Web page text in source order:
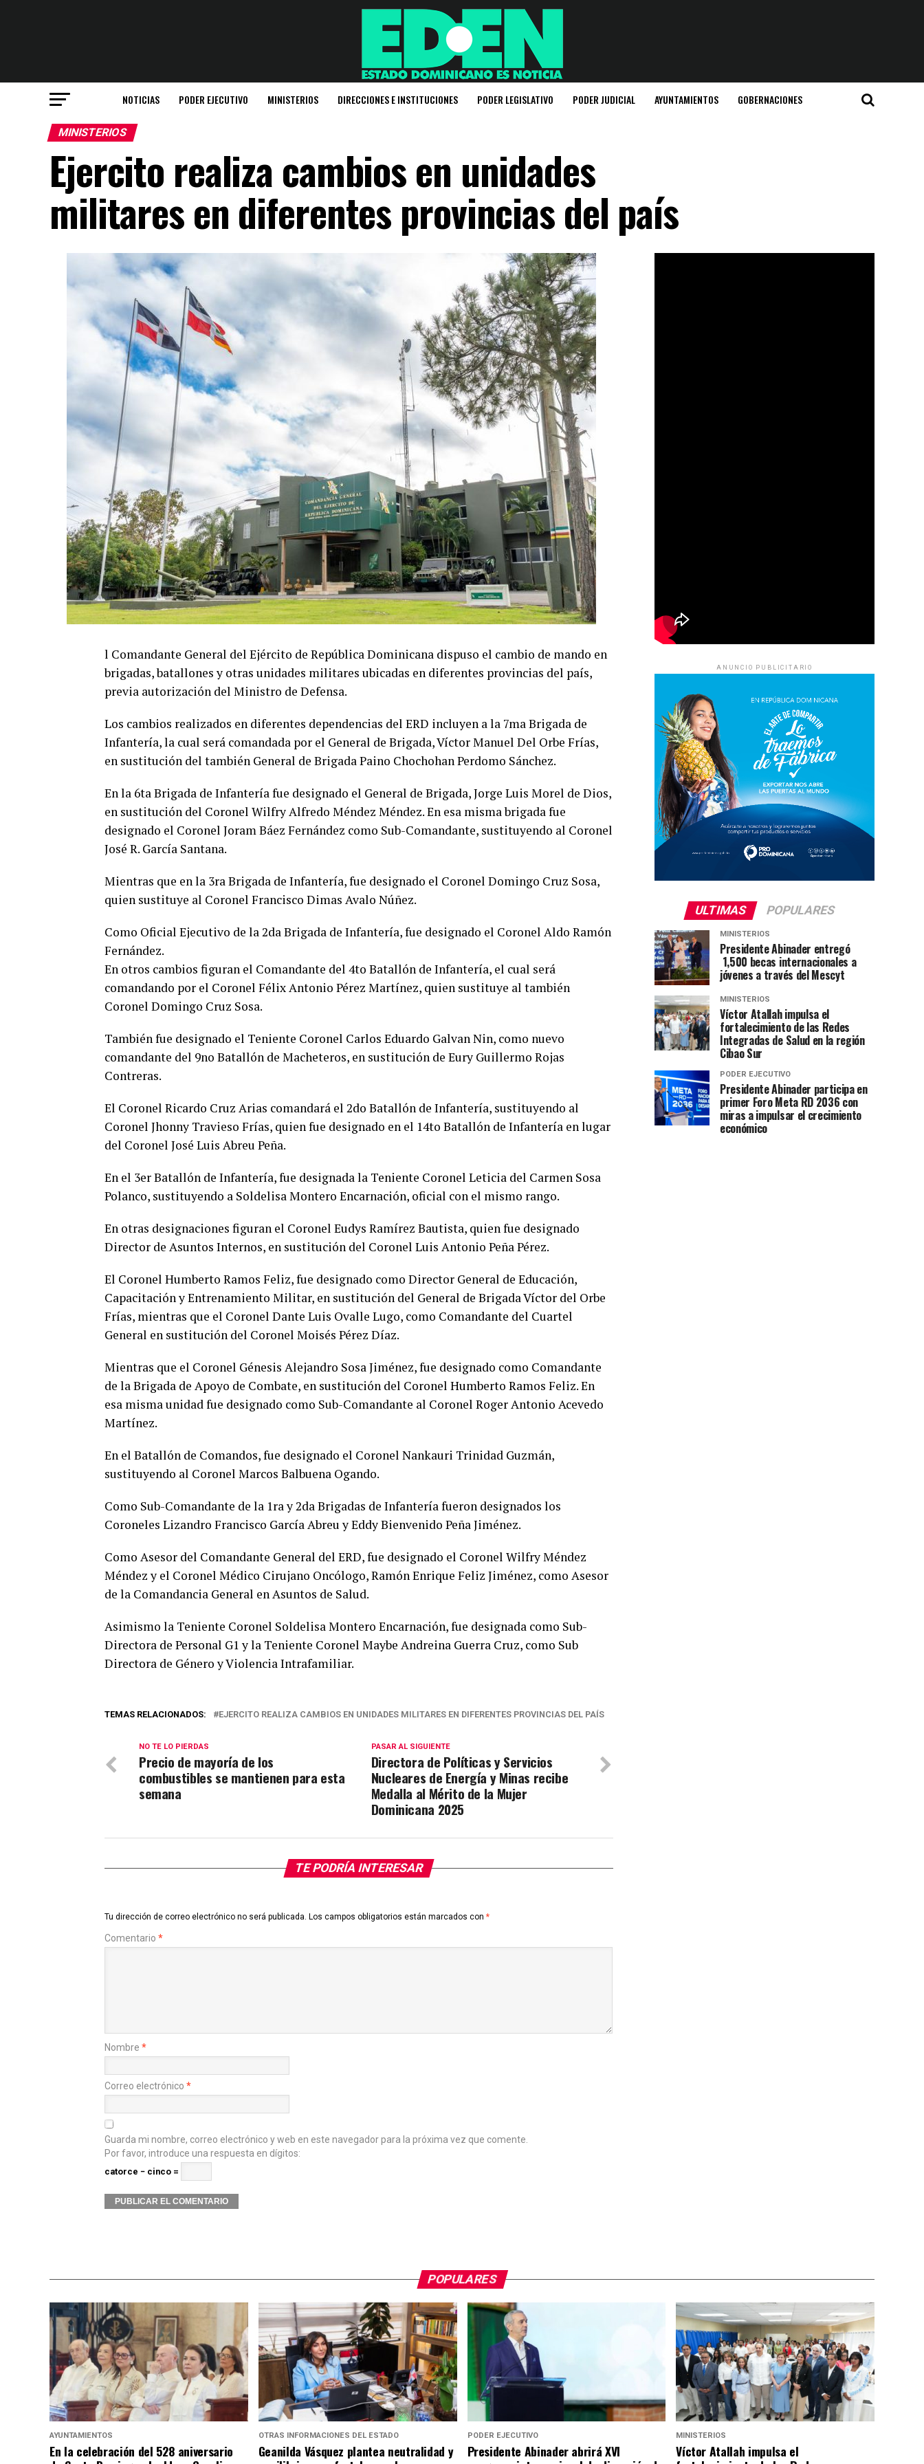
NOTICIAS PODER EJECUTIVO MINISTERIOS DIRECCIONES E INSTITUCIONES PODER LEGISLATIVO PODER JUDICIAL AYUNTAMIENTOS GOBERNACIONES
MINISTERIOS
Ejercito realiza cambios en unidades
militares en diferentes provincias del país
l Comandante General del Ejército de República Dominicana dispuso el cambio de mando en
brigadas, batallones y otras unidades militares ubicadas en diferentes provincias del país,
previa autorización del Ministro de Defensa.
Los cambios realizados en diferentes dependencias del ERD incluyen a la 7ma Brigada de
Infantería, la cual será comandada por el General de Brigada, Víctor Manuel Del Orbe Frías,
en sustitución del también General de Brigada Paino Chochohan Perdomo Sánchez.
En la 6ta Brigada de Infantería fue designado el General de Brigada, Jorge Luis Morel de Dios,
en sustitución del Coronel Wilfry Alfredo Méndez Méndez. En esa misma brigada fue
designado el Coronel Joram Báez Fernández como Sub-Comandante, sustituyendo al Coronel
José R. García Santana.
Mientras que en la 3ra Brigada de Infantería, fue designado el Coronel Domingo Cruz Sosa,
quien sustituye al Coronel Francisco Dimas Avalo Núñez.
Como Oficial Ejecutivo de la 2da Brigada de Infantería, fue designado el Coronel Aldo Ramón
Fernández.
En otros cambios figuran el Comandante del 4to Batallón de Infantería, el cual será
comandando por el Coronel Félix Antonio Pérez Martínez, quien sustituye al también
Coronel Domingo Cruz Sosa.
También fue designado el Teniente Coronel Carlos Eduardo Galvan Nin, como nuevo
comandante del 9no Batallón de Macheteros, en sustitución de Eury Guillermo Rojas
Contreras.
El Coronel Ricardo Cruz Arias comandará el 2do Batallón de Infantería, sustituyendo al
Coronel Jhonny Travieso Frías, quien fue designado en el 14to Batallón de Infantería en lugar
del Coronel José Luis Abreu Peña.
En el 3er Batallón de Infantería, fue designada la Teniente Coronel Leticia del Carmen Sosa
Polanco, sustituyendo a Soldelisa Montero Encarnación, oficial con el mismo rango.
En otras designaciones figuran el Coronel Eudys Ramírez Bautista, quien fue designado
Director de Asuntos Internos, en sustitución del Coronel Luis Antonio Peña Pérez.
El Coronel Humberto Ramos Feliz, fue designado como Director General de Educación,
Capacitación y Entrenamiento Militar, en sustitución del General de Brigada Víctor del Orbe
Frías, mientras que el Coronel Dante Luis Ovalle Lugo, como Comandante del Cuartel
General en sustitución del Coronel Moisés Pérez Díaz.
Mientras que el Coronel Génesis Alejandro Sosa Jiménez, fue designado como Comandante
de la Brigada de Apoyo de Combate, en sustitución del Coronel Humberto Ramos Feliz. En
esa misma unidad fue designado como Sub-Comandante al Coronel Roger Antonio Acevedo
Martínez.
En el Batallón de Comandos, fue designado el Coronel Nankauri Trinidad Guzmán,
sustituyendo al Coronel Marcos Balbuena Ogando.
Como Sub-Comandante de la 1ra y 2da Brigadas de Infantería fueron designados los
Coroneles Lizandro Francisco García Abreu y Eddy Bienvenido Peña Jiménez.
Como Asesor del Comandante General del ERD, fue designado el Coronel Wilfry Méndez
Méndez y el Coronel Médico Cirujano Oncólogo, Ramón Enrique Feliz Jiménez, como Asesor
de la Comandancia General en Asuntos de Salud.
Asimismo la Teniente Coronel Soldelisa Montero Encarnación, fue designada como Sub-
Directora de Personal G1 y la Teniente Coronel Maybe Andreina Guerra Cruz, como Sub
Directora de Género y Violencia Intrafamiliar.
TEMAS RELACIONADOS: EJERCITO REALIZA CAMBIOS EN UNIDADES MILITARES EN DIFERENTES PROVINCIAS DEL PAÍS
PASAR AL SIGUIENTE
Directora de Políticas y Servicios
Nucleares de Energía y Minas recibe
Medalla al Mérito de la Mujer
Dominicana 2025
NO TE LO PIERDAS
Precio de mayoría de los
combustibles se mantienen para esta
semana
TE PODRÍA INTERESAR
Tu dirección de correo electrónico no será publicada. Los campos obligatorios están marcados con *
Comentario *
Nombre *
Correo electrónico *
Guarda mi nombre, correo electrónico y web en este navegador para la próxima vez que comente.
Por favor, introduce una respuesta en dígitos:
catorce − cinco =
ANUNCIO PUBLICITARIO
ULTIMAS POPULARES
MINISTERIOS
Presidente Abinader entregó
1,500 becas internacionales a
jóvenes a través del Mescyt
MINISTERIOS
Víctor Atallah impulsa el
fortalecimiento de las Redes
Integradas de Salud en la región
Cibao Sur
PODER EJECUTIVO
Presidente Abinader participa en
primer Foro Meta RD 2036 con
miras a impulsar el crecimiento
económico
POPULARES
AYUNTAMIENTOS
En la celebración del 528 aniversario
OTRAS INFORMACIONES DEL ESTADO
Geanilda Vásquez plantea neutralidad y
PODER EJECUTIVO
Presidente Abinader abrirá XVI
MINISTERIOS
Víctor Atallah impulsa el